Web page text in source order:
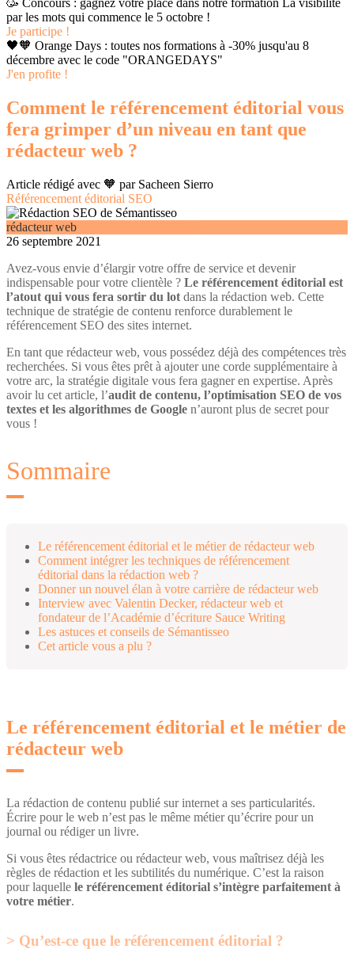
🥳 Concours : gagnez votre place dans notre formation La visibilité
par les mots qui commence le 5 octobre !
Je participe !
🖤🧡 Orange Days : toutes nos formations à -30% jusqu'au 8
décembre avec le code "ORANGEDAYS"
J'en profite !
Comment le référencement éditorial vous
fera grimper d’un niveau en tant que
rédacteur web ?
Article rédigé avec 🧡 par Sacheen Sierro
Référencement éditorial SEO
rédacteur web
26 septembre 2021
Avez-vous envie d’élargir votre offre de service et devenir
indispensable pour votre clientèle ? Le référencement éditorial est
l’atout qui vous fera sortir du lot dans la rédaction web. Cette
technique de stratégie de contenu renforce durablement le
référencement SEO des sites internet.
En tant que rédacteur web, vous possédez déjà des compétences très
recherchées. Si vous êtes prêt à ajouter une corde supplémentaire à
votre arc, la stratégie digitale vous fera gagner en expertise. Après
avoir lu cet article, l’audit de contenu, l’optimisation SEO de vos
textes et les algorithmes de Google n’auront plus de secret pour
vous !
Sommaire
Le référencement éditorial et le métier de rédacteur web
Comment intégrer les techniques de référencement
éditorial dans la rédaction web ?
Donner un nouvel élan à votre carrière de rédacteur web
Interview avec Valentin Decker, rédacteur web et
fondateur de l’Académie d’écriture Sauce Writing
Les astuces et conseils de Sémantisseo
Cet article vous a plu ?
Le référencement éditorial et le métier de
rédacteur web
La rédaction de contenu publié sur internet a ses particularités.
Écrire pour le web n’est pas le même métier qu’écrire pour un
journal ou rédiger un livre.
Si vous êtes rédactrice ou rédacteur web, vous maîtrisez déjà les
règles de rédaction et les subtilités du numérique. C’est la raison
pour laquelle le référencement éditorial s’intègre parfaitement à
votre métier.
Qu’est-ce que le référencement éditorial ?